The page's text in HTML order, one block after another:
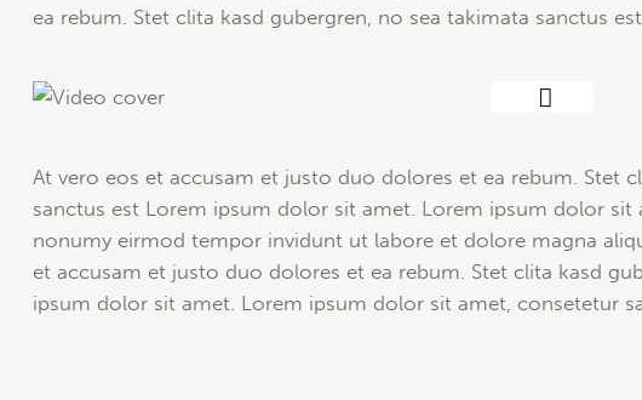
ea rebum. Stet clita kasd gubergren, no sea takimata sanctus
At vero eos et accusam et justo duo dolores et ea rebum. Stet
sanctus est Lorem ipsum dolor sit amet. Lorem ipsum dolor sit
nonumy eirmod tempor invidunt ut labore et dolore magna
et accusam et justo duo dolores et ea rebum. Stet clita kasd
ipsum dolor sit amet. Lorem ipsum dolor sit amet, consetetur